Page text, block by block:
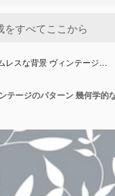
レスな背景 ヴィンテージ…